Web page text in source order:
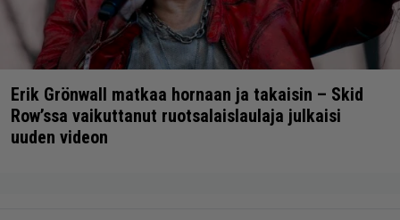
Erik Grönwall matkaa hornaan ja takaisin – Skid
Row’ssa vaikuttanut ruotsalaislaulaja julkaisi
uuden videon